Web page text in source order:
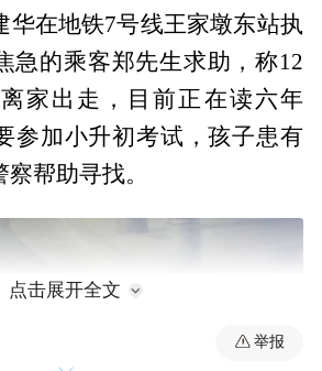
华在地铁7号线王家墩东站执
急的乘客郑先生求助，称12
家出走，目前正在读六年
参加小升初考试，孩子患有
帮助寻找。
点击展开全文
举报